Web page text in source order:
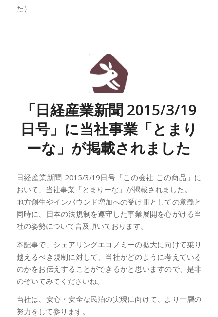
た）
「日経産業新聞 2015/3/19
日号」に当社事業「とまり
ーな」が掲載されました
日経産業新聞 2015/3/19日号「この会社 この商品」に
おいて、当社事業「とまりーな」が掲載されました。
地方創生やインバウンド増加への受け皿としての意義と
同時に、日本の法規制を遵守した事業展開を心がける当
社の姿勢について言及頂いております。
本記事で、シェアリングエコノミーの拡大に向けて乗り
越えるべき規制に対して、当社がどのように考えている
のかをお伝えすることができるかと思いますので、是非
のぞいてみてくださいね。
当社は、安心・安全な民泊の実現に向けて、より一層の
努力をして参ります。